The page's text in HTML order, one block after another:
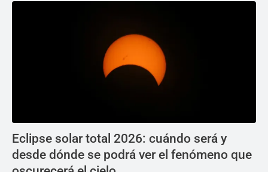
Eclipse solar total 2026: cuándo será y
desde dónde se podrá ver el fenómeno que